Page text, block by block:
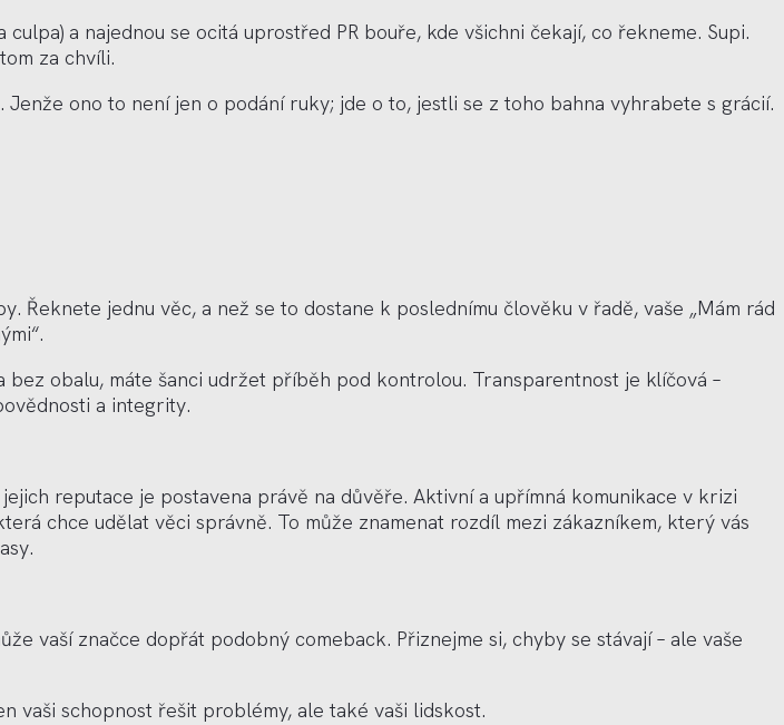
a najednou se ocitá uprostřed PR bouře, kde všichni čekají, co řekneme. Supi.
za chvíli.
ono to není jen o podání ruky; jde o to, jestli se z toho bahna vyhrabete s grácií.
jednu věc, a než se to dostane k poslednímu člověku v řadě, vaše „Mám rád
bez obalu, máte šanci udržet příběh pod kontrolou. Transparentnost je klíčová –
a integrity.
reputace je postavena právě na důvěře. Aktivní a upřímná komunikace v krizi
chce udělat věci správně. To může znamenat rozdíl mezi zákazníkem, který vás
e vaší značce dopřát podobný comeback. Přiznejme si, chyby se stávají – ale vaše
vaši schopnost řešit problémy, ale také vaši lidskost.